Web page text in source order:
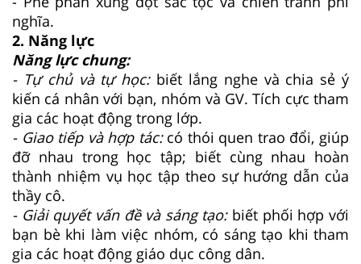
nghĩa.
2. Năng lực
Năng lực chung:
- Tự chủ và tự học:biết lắng nghe và chia sẻ ý
kiến cá nhân với bạn, nhóm và GV. Tích cực tham
gia các hoạt động trong lớp.
- Giao tiếp và hợp tác:có thói quen trao đổi, giúp
đỡ nhau trong học tập; biết cùng nhau hoàn
thành nhiệm vụ học tập theo sự hướng dẫn của
thầy cô.
- Giải quyết vấn đề và sáng tạo:biết phối hợp với
bạn bè khi làm việc nhóm, có sáng tạo khi tham
gia các hoạt động giáo dục công dân.